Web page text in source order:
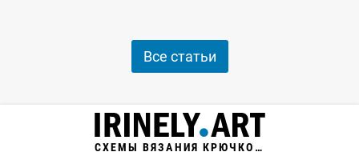
Все статьи
СХЕМЫ ВЯЗАНИЯ КРЮЧКОМ